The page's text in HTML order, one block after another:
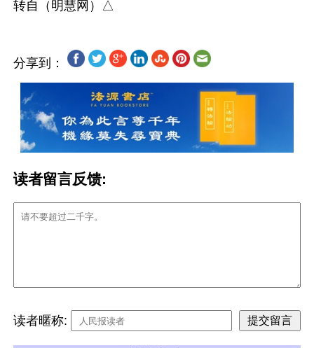
分享到：
读者留言反馈:
读者暱称: